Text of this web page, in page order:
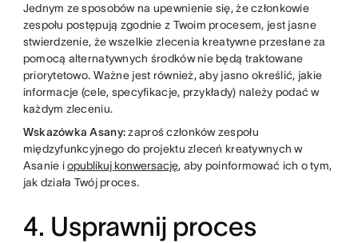
Jednym ze sposobów na upewnienie się, że członkowie
zespołu postępują zgodnie z Twoim procesem, jest jasne
stwierdzenie, że wszelkie zlecenia kreatywne przesłane za
pomocą alternatywnych środków nie będą traktowane
priorytetowo. Ważne jest również, aby jasno określić, jakie
informacje (cele, specyfikacje, przykłady) należy podać w
każdym zleceniu.
Wskazówka Asany:zaproś członków zespołu
międzyfunkcyjnego do projektu zleceń kreatywnych w
Asanie iopublikuj konwersację, aby poinformować ich o tym,
jak działa Twój proces.
4. Usprawnij proces